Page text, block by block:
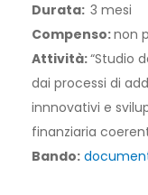
Durata: 3 mesi
Compenso:non
Attività:“Studio
dai processi di
innnovativi e
finanziaria
Bando: